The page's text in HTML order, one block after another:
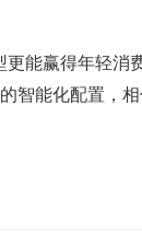
能赢得年轻消
智能化配置，